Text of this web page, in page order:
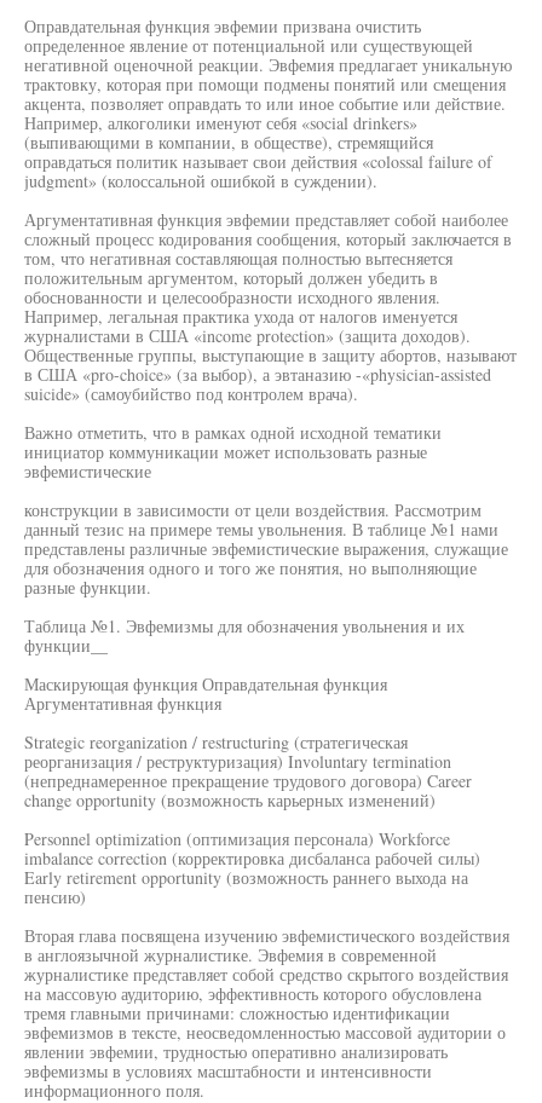
Оправдательная функция эвфемии призвана очистить
определенное явление от потенциальной или существующей
негативной оценочной реакции. Эвфемия предлагает уникальную
трактовку, которая при помощи подмены понятий или смещения
акцента, позволяет оправдать то или иное событие или действие.
Например, алкоголики именуют себя «social drinkers»
(выпивающими в компании, в обществе), стремящийся
оправдаться политик называет свои действия «colossal failure of
judgment» (колоссальной ошибкой в суждении).
Аргументативная функция эвфемии представляет собой наиболее
сложный процесс кодирования сообщения, который заключается в
том, что негативная составляющая полностью вытесняется
положительным аргументом, который должен убедить в
обоснованности и целесообразности исходного явления.
Например, легальная практика ухода от налогов именуется
журналистами в США «income protection» (защита доходов).
Общественные группы, выступающие в защиту абортов, называют
в США «pro-choice» (за выбор), а эвтаназию -«physician-assisted
suicide» (самоубийство под контролем врача).
Важно отметить, что в рамках одной исходной тематики
инициатор коммуникации может использовать разные
эвфемистические
конструкции в зависимости от цели воздействия. Рассмотрим
данный тезис на примере темы увольнения. В таблице №1 нами
представлены различные эвфемистические выражения, служащие
для обозначения одного и того же понятия, но выполняющие
разные функции.
Таблица №1. Эвфемизмы для обозначения увольнения и их
функции__
Маскирующая функция Оправдательная функция
Аргументативная функция
Strategic reorganization / restructuring (стратегическая
реорганизация / реструктуризация) Involuntary termination
(непреднамеренное прекращение трудового договора) Career
change opportunity (возможность карьерных изменений)
Personnel optimization (оптимизация персонала) Workforce
imbalance correction (корректировка дисбаланса рабочей силы)
Early retirement opportunity (возможность раннего выхода на
пенсию)
Вторая глава посвящена изучению эвфемистического воздействия
в англоязычной журналистике. Эвфемия в современной
журналистике представляет собой средство скрытого воздействия
на массовую аудиторию, эффективность которого обусловлена
тремя главными причинами: сложностью идентификации
эвфемизмов в тексте, неосведомленностью массовой аудитории о
явлении эвфемии, трудностью оперативно анализировать
эвфемизмы в условиях масштабности и интенсивности
информационного поля.